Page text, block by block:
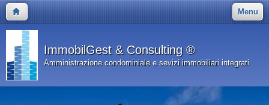
Menu
ImmobilGest & Consulting ®
Amministrazione condominiale e sevizi immobiliari integrati